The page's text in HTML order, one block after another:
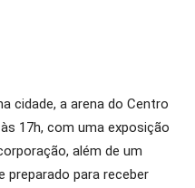
cidade, a arena do Centro
17h, com uma exposição
além de um
preparado para receber